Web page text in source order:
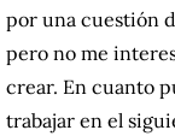
por una cuestión
pero no me
crear. En cuanto
trabajar en el